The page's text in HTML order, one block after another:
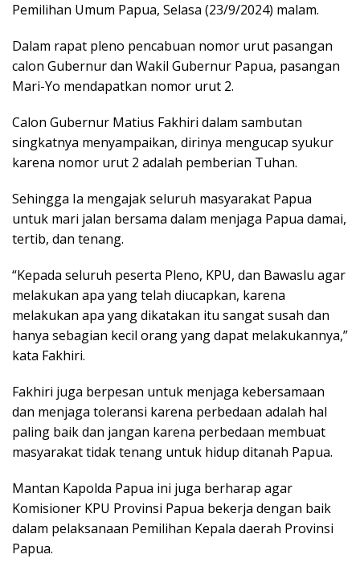
Pemilihan Umum Papua, Selasa (23/9/2024) malam.
Dalam rapat pleno pencabuan nomor urut pasangan
calon Gubernur dan Wakil Gubernur Papua, pasangan
Mari-Yo mendapatkan nomor urut 2.
Calon Gubernur Matius Fakhiri dalam sambutan
singkatnya menyampaikan, dirinya mengucap syukur
karena nomor urut 2 adalah pemberian Tuhan.
Sehingga Ia mengajak seluruh masyarakat Papua
untuk mari jalan bersama dalam menjaga Papua damai,
tertib, dan tenang.
“Kepada seluruh peserta Pleno, KPU, dan Bawaslu agar
melakukan apa yang telah diucapkan, karena
melakukan apa yang dikatakan itu sangat susah dan
hanya sebagian kecil orang yang dapat melakukannya,”
kata Fakhiri.
Fakhiri juga berpesan untuk menjaga kebersamaan
dan menjaga toleransi karena perbedaan adalah hal
paling baik dan jangan karena perbedaan membuat
masyarakat tidak tenang untuk hidup ditanah Papua.
Mantan Kapolda Papua ini juga berharap agar
Komisioner KPU Provinsi Papua bekerja dengan baik
dalam pelaksanaan Pemilihan Kepala daerah Provinsi
Papua.